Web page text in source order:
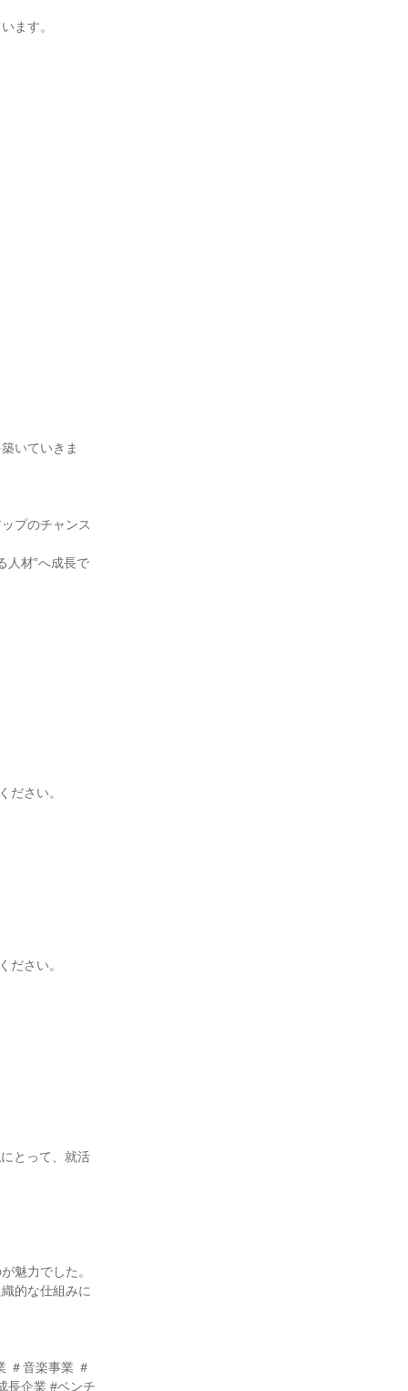
ます。
いていきま
プのチャンス
人材”へ成長で
ださい。
ださい。
とって、就活
魅力でした。
的な仕組みに
＃音楽事業 ＃
長企業 #ベンチ